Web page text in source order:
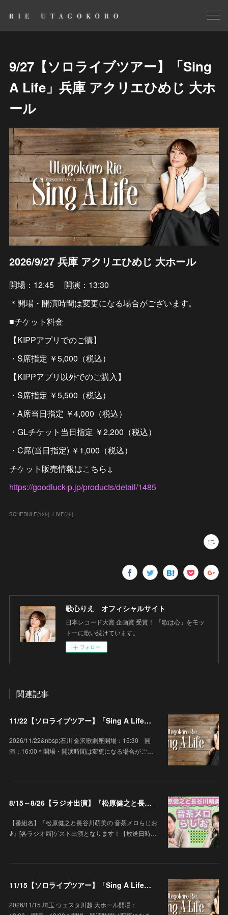
9/27【ソロライブツアー】「Sing
A Life」兵庫 アクリエひめじ 大ホ
ール
2026/9/27 兵庫 アクリエひめじ 大ホール
開場：12:45 開演：13:30
＊開場・開演時間は変更になる場合がございます。
■チケット料金
【KIPPアプリでのご購】
・S席指定 ￥5,000（税込）
【KIPPアプリ以外でのご購入】
・S席指定 ￥5,500（税込）
・A席当日指定 ￥4,000（税込）
・GLチケット当日指定 ￥2,200（税込）
・C席(当日指定) ￥1,000（税込）
チケット販売情報はこちら↓
https://goodluck-p.jp/products/detail/1485
SCHEDULE(125) LIVE(75)
歌心りえ オフィシャルサイト
日本レコード大賞 企画賞 受賞！ 「歌は心」をモッ
トーに歌い続けています。
フォロー
関連記事
11/22【ソロライブツアー】「Sing A Life」石川 金沢歌劇座
2026/11/22&nbsp;石川 金沢歌劇座開場：15:30 開
演：16:00＊開場・開演時間は変更になる場合がご…
8/15～8/26【ラジオ出演】『松原健之と長谷川萌美の 音茶メロらじお♪』
【番組名】『松原健之と長谷川萌美の 音茶メロらじお
♪』[各ラジオ局]ゲスト出演となります！【放送日時…
11/15【ソロライブツアー】「Sing A Life」埼玉 ウェスタ川越 大ホール
2026/11/15 埼玉 ウェスタ川越 大ホール開場：